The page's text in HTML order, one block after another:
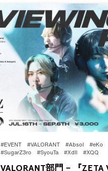
#EVENT #VALORANT #Absol #eKo
#SugarZ3ro
#SyouTa #Xdll #XQQ
VALORANT部門 – 『